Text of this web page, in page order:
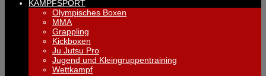
KAMPFSPORT
Olympisches Boxen
MMA
Grappling
Kickboxen
Ju Jutsu Pro
Jugend und Kleingruppentraining
Wettkampf